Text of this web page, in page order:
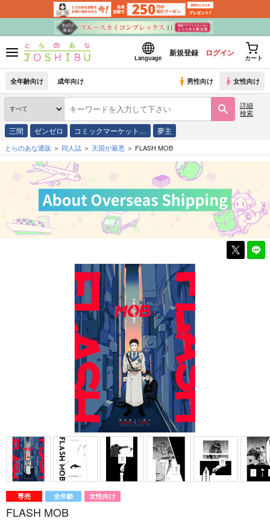
Language
新規登録 ログイン
カート
全年齢向け 成年向け 男性向け 女性向け
詳細
検索
三間 ゼンゼロ コミックマーケット… 夢主
とらのあな通販 同人誌 天国が最悪 FLASH MOB
専売 全年齢 女性向け
FLASH MOB